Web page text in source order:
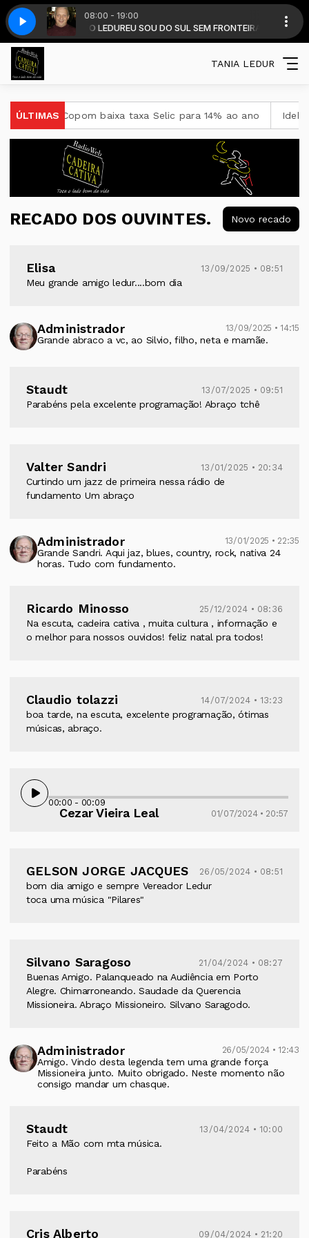
08:00 - 19:00
RENATO LEDUREU SOU DO SUL SEM FRONTEIRAS - DALMIR
Garotos de Ouro - Rodeio de Vacaria(MP3_128K)_1
TANIA LEDUR
ÚLTIMAS
Copom baixa taxa Selic para 14% ao ano Ideb
RECADO DOS OUVINTES. Novo recado
Elisa 13/09/2025 • 08:51
Meu grande amigo ledur....bom dia
Administrador 13/09/2025 • 14:15
Grande abraco a vc, ao Silvio, filho, neta e mamãe.
Staudt 13/07/2025 • 09:51
Parabéns pela excelente programação! Abraço tchê
Valter Sandri 13/01/2025 • 20:34
Curtindo um jazz de primeira nessa rádio de
fundamento Um abraço
Administrador 13/01/2025 • 22:35
Grande Sandri. Aqui jaz, blues, country, rock, nativa 24
horas. Tudo com fundamento.
Ricardo Minosso 25/12/2024 • 08:36
Na escuta, cadeira cativa , muita cultura , informação e
o melhor para nossos ouvidos! feliz natal pra todos!
Claudio tolazzi 14/07/2024 • 13:23
boa tarde, na escuta, excelente programação, ótimas
músicas, abraço.
00:00 - 00:09
Cezar Vieira Leal 01/07/2024 • 20:57
GELSON JORGE JACQUES 26/05/2024 • 08:51
bom dia amigo e sempre Vereador Ledur
toca uma música "Pilares"
Silvano Saragoso 21/04/2024 • 08:27
Buenas Amigo. Palanqueado na Audiência em Porto
Alegre. Chimarroneando. Saudade da Querencia
Missioneira. Abraço Missioneiro. Silvano Saragodo.
Administrador 26/05/2024 • 12:43
Amigo. Vindo desta legenda tem uma grande força
Missioneira junto. Muito obrigado. Neste momento não
consigo mandar um chasque.
Staudt 13/04/2024 • 10:00
Feito a Mão com mta música.
Parabéns
Cris Alberto 09/04/2024 • 21:20